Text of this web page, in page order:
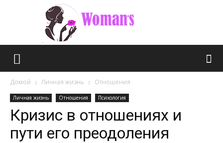
Домой Личная жизнь Отношения
Личная жизнь Отношения Психология
Кризис в отношениях и
пути его преодоления